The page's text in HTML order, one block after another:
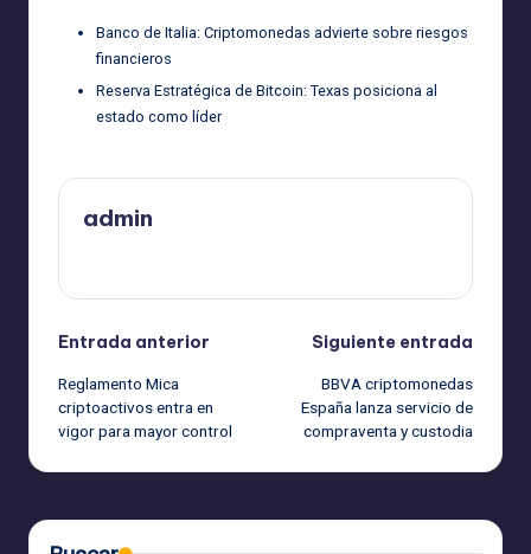
Banco de Italia: Criptomonedas advierte sobre riesgos
financieros
Reserva Estratégica de Bitcoin: Texas posiciona al
estado como líder
admin
Navegación
de
entradas
Entrada anterior
Reglamento Mica
criptoactivos entra en
vigor para mayor control
Siguiente entrada
BBVA criptomonedas
España lanza servicio de
compraventa y custodia